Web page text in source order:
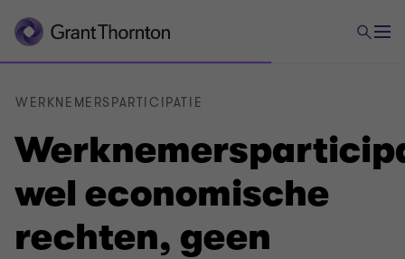
wel economische
rechten, geen
WERKNEMERSPARTICIPATIE